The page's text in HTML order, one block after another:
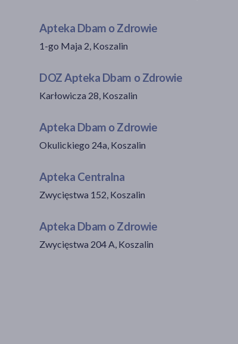
Apteka Dbam o Zdrowie
1-go Maja 2, Koszalin
DOZ Apteka Dbam o Zdrowie
Karłowicza 28, Koszalin
Apteka Dbam o Zdrowie
Okulickiego 24a, Koszalin
Apteka Centralna
Zwycięstwa 152, Koszalin
Apteka Dbam o Zdrowie
Zwycięstwa 204 A, Koszalin